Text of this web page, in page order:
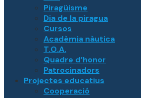
Piragüisme
Dia de la piragua
Cursos
Acadèmia nàutica
T.O.A.
Quadre d’honor
Patrocinadors
Projectes educatius
Cooperació